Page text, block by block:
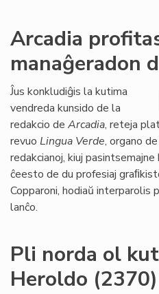
Arcadia
manaĝeradon
Ĵus konkludiĝis la kutima
vendreda kunsido de la
redakcio de Arcadia, reteja
revuo Lingua Verde, organo
redakcianoj, kiuj
ĉeesto de du profesiaj
Copparoni, hodiaŭ interparolis
lanĉo.
Pli norda ol
Heroldo (2370)